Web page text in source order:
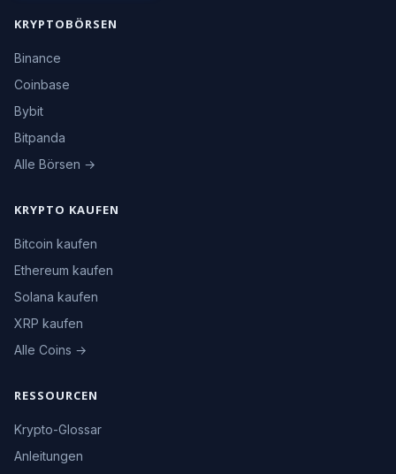
KRYPTOBÖRSEN
Binance
Coinbase
Bybit
Bitpanda
Alle Börsen →
KRYPTO KAUFEN
Bitcoin kaufen
Ethereum kaufen
Solana kaufen
XRP kaufen
Alle Coins →
RESSOURCEN
Krypto-Glossar
Anleitungen